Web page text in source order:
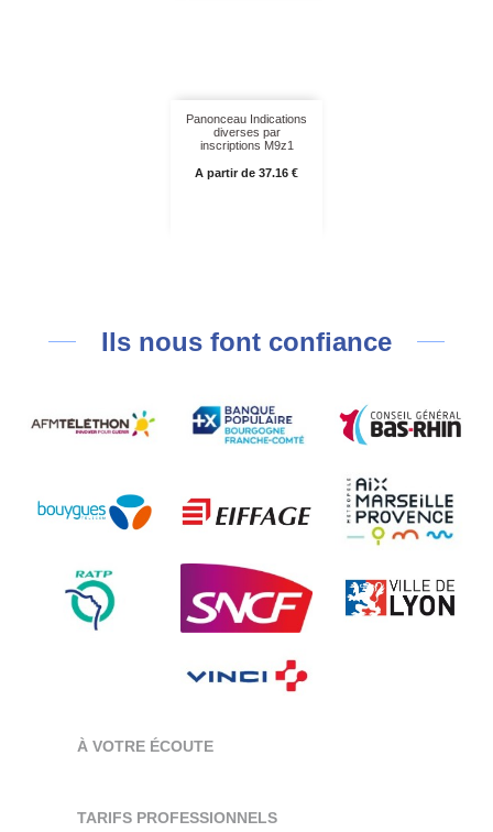
Panonceau Indications
diverses par
inscriptions M9z1
Prix
A partir de 37.16 €
Ils nous font confiance
À VOTRE ÉCOUTE
TARIFS PROFESSIONNELS